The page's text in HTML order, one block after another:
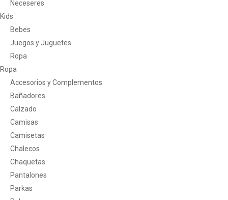
Neceseres
Kids
Bebes
Juegos y Juguetes
Ropa
Ropa
Accesorios y Complementos
Bañadores
Calzado
Camisas
Camisetas
Chalecos
Chaquetas
Pantalones
Parkas